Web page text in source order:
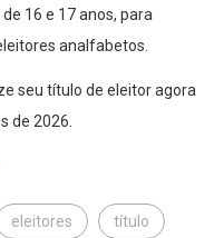
16 e 17 anos, para
analfabetos.
seu título de eleitor agora
de 2026.
eleitores título